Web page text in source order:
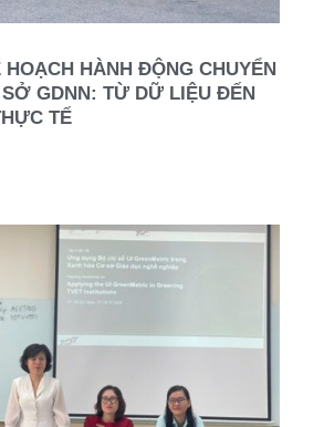
HÀNH ĐỘNG CHUYỂN
GDNN: TỪ DỮ LIỆU ĐẾN
TẾ